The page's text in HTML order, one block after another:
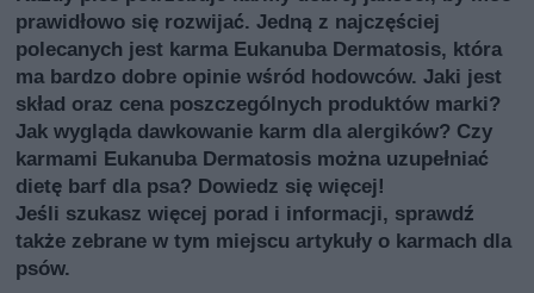
prawidłowo się rozwijać. Jedną z najczęściej
polecanych jest karma Eukanuba Dermatosis, która
ma bardzo dobre opinie wśród hodowców. Jaki jest
skład oraz cena poszczególnych produktów marki?
Jak wygląda dawkowanie karm dla alergików? Czy
karmami Eukanuba Dermatosis można uzupełniać
dietę barf dla psa? Dowiedz się więcej!
Jeśli szukasz więcej porad i informacji, sprawdź
także zebrane w tym miejscu artykuły o karmach dla
psów.